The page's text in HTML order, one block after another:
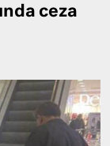
ceza